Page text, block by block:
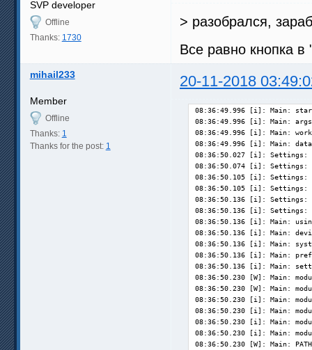
SVP developer
Offline
Thanks: 1730
> разобрался,
Все равно кнопка в
mihail233 20-11-2018
Member
Offline
Thanks: 1
Thanks for the post: 1
08:36:49.996 [i]: Main:
08:36:49.996 [i]: Main:
08:36:49.996 [i]: Main:
08:36:49.996 [i]: Main: data
08:36:50.027 [i]: Settings:
08:36:50.074 [i]: Settings:
08:36:50.105 [i]: Settings:
08:36:50.105 [i]: Settings:
08:36:50.136 [i]: Settings:
08:36:50.136 [i]: Settings:
08:36:50.136 [i]: Main:
08:36:50.136 [i]: Main:
08:36:50.136 [i]: Main:
08:36:50.136 [i]: Main:
08:36:50.136 [i]: Main:
08:36:50.230 [W]: Main:
08:36:50.230 [W]: Main:
08:36:50.230 [i]: Main:
08:36:50.230 [i]: Main:
08:36:50.230 [i]: Main:
08:36:50.230 [i]: Main:
08:36:50.230 [W]: Main: